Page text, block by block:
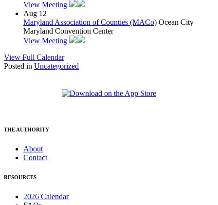
View Meeting
Aug 12
Maryland Association of Counties (MACo) Ocean City
Maryland Convention Center
View Meeting
View Full Calendar
Posted in Uncategorized
THE AUTHORITY
About
Contact
RESOURCES
2026 Calendar